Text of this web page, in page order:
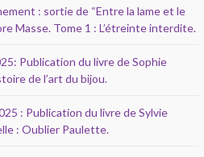
: sortie de “Entre la lame et le
Masse. Tome 1 : L’étreinte interdite.
Publication du livre de Sophie
de l’art du bijou.
: Publication du livre de Sylvie
: Oublier Paulette.